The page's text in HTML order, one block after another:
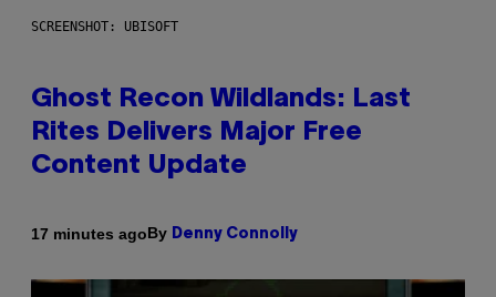
SCREENSHOT: UBISOFT
Ghost Recon Wildlands: Last
Rites Delivers Major Free
Content Update
17 minutes agoBy Denny Connolly